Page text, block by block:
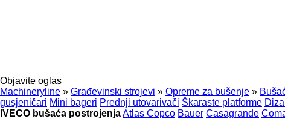
Objavite oglas
Machineryline » Građevinski strojevi » Opreme za bušenje »
gusjeničari Mini bageri Prednji utovarivači Škaraste platforme
IVECO bušaća postrojenjaAtlas Copco Bauer Casagrande